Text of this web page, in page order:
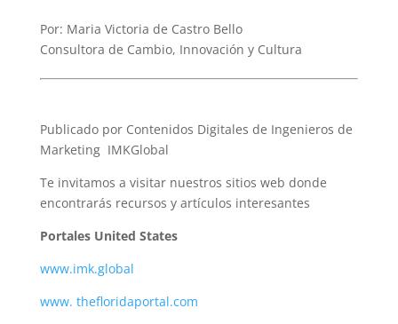
Por: Maria Victoria de Castro Bello
Consultora de Cambio, Innovación y Cultura
Publicado por Contenidos Digitales de Ingenieros de
Marketing IMKGlobal
Te invitamos a visitar nuestros sitios web donde
encontrarás recursos y artículos interesantes
Portales United States
www.imk.global
www. thefloridaportal.com